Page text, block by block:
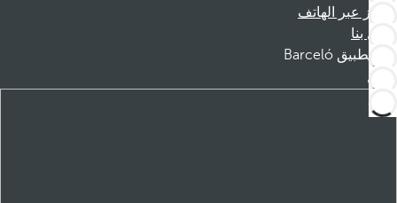
الحجز عبر الهاتف
اتصل بنا
تطبيق Barceló
تنزيل